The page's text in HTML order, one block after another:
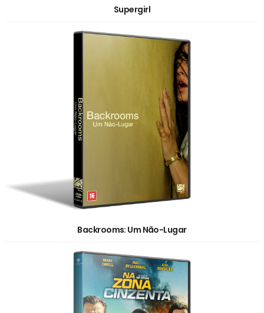
Supergirl
Backrooms: Um Não-Lugar